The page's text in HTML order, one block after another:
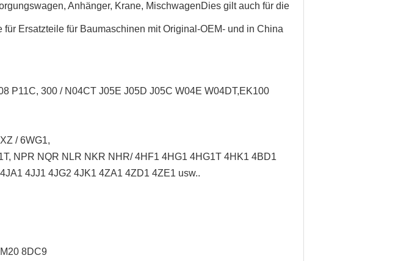
Anhänger, Krane, MischwagenDies gilt auch für die
Ersatzteile für Baumaschinen mit Original-OEM- und in China
P11C, 300 / N04CT J05E J05D J05C W04E W04DT,EK100
/ 6WG1,
NPR NQR NLR NKR NHR/ 4HF1 4HG1 4HG1T 4HK1 4BD1
4JJ1 4JG2 4JK1 4ZA1 4ZD1 4ZE1 usw..
8DC9